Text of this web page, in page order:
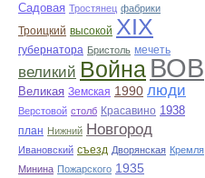
Садовая Тростянец фабрики
Троицкий высокой ХІХ
губернатора Бристоль мечеть
великий Война ВОВ
Великая Земская 1990 люди
Верстовой столб Красавино 1938
план Нижний Новгород
Ивановский съезд Дворянская Кремля
Минина Пожарского 1935